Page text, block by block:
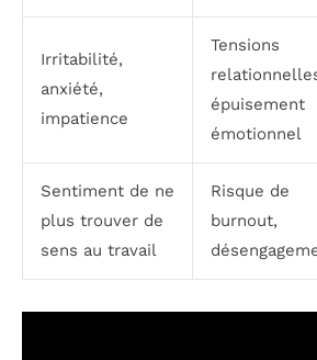
Irritabilité,
anxiété,
impatience
Tensions
épuisement
émotionnel
Sentiment de ne
plus trouver de
sens au travail
Risque de
burnout,